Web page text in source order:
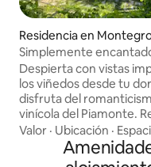
Residencia en
D'asti
Simplemente
románticas al viñedo
Despierta con vistas
los viñedos desde tu
disfruta del
vinícola del Piamonte.
patio privado con una
mientras el sol se pone
onduladas. Este departamento de dos
Valor · Ubicación ·